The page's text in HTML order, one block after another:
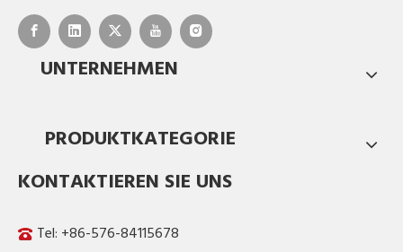
UNTERNEHMEN
PRODUKTKATEGORIE
KONTAKTIEREN SIE UNS
Tel: +86-576-84115678